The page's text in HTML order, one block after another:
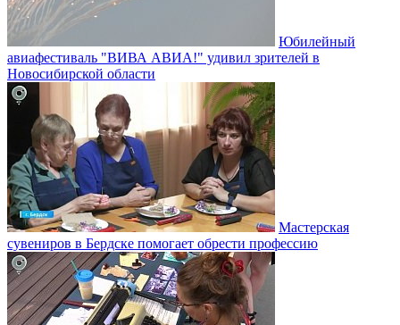
Юбилейный
авиафестиваль "ВИВА АВИА!" удивил зрителей в
Новосибирской области
Мастерская
сувениров в Бердске помогает обрести профессию